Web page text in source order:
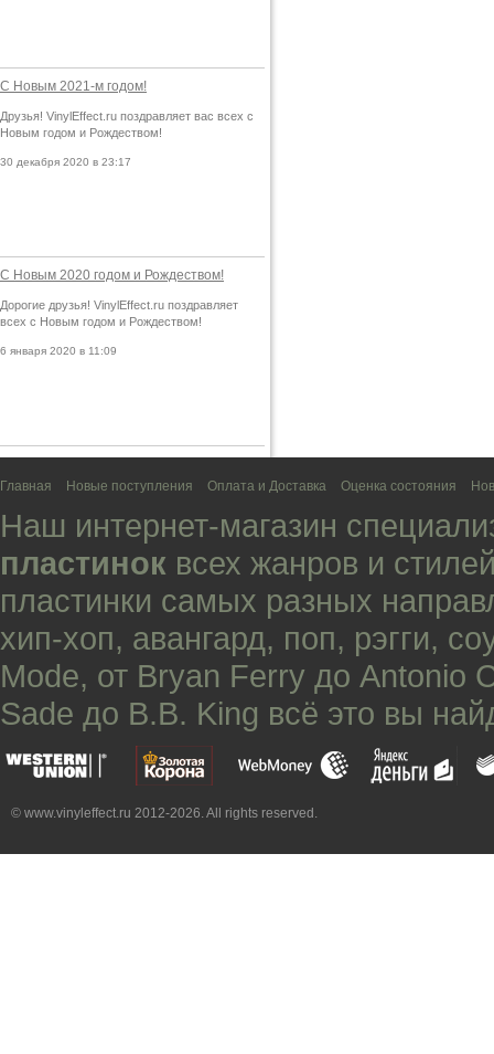
С Новым 2021-м годом!
Друзья! VinylEffect.ru поздравляет вас всех с
Новым годом и Рождеством!
30 декабря 2020 в 23:17
С Новым 2020 годом и Рождеством!
Дорогие друзья! VinylEffect.ru поздравляет
всех с Новым годом и Рождеством!
6 января 2020 в 11:09
Главная Новые поступления Оплата и Доставка Оценка состояния
Наш интернет-магазин
пластинок всех жанров и
пластинки самых разных
хип-хоп, авангард, поп, рэгги,
Mode, от Bryan Ferry до Antonio
Sade до B.B. King всё это вы
© www.vinyleffect.ru 2012-2026. All rights reserved.